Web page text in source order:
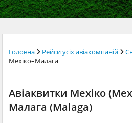
Головна Рейси усіх авіакомпаній
Мехіко–Малага
Авіаквитки Мехіко
Малага (Malaga)